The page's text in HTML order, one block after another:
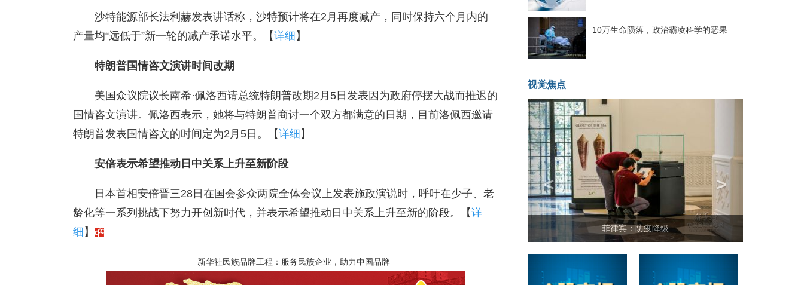
沙特能源部长法利赫发表讲话称，沙特预计将在2月再度减产，同时保持六个月内的
产量均“远低于”新一轮的减产承诺水平。【详细 】
特朗普国情咨文演讲时间改期
美国众议院议长南希·佩洛西请总统特朗普改期2月5日发表因为政府停摆大战而推迟的
国情咨文演讲。佩洛西表示，她将与特朗普商讨一个双方都满意的日期，目前洛佩西邀请
特朗普发表国情咨文的时间定为2月5日。【详细 】
安倍表示希望推动日中关系上升至新阶段
日本首相安倍晋三28日在国会参众两院全体会议上发表施政演说时，呼吁在少子、老
龄化等一系列挑战下努力开创新时代，并表示希望推动日中关系上升至新的阶段。【详
细 】
新华社民族品牌工程：服务民族企业，助力中国品牌
10万生命陨落，政治霸凌科学的恶果
视觉焦点
菲律宾：防疫降级
< >